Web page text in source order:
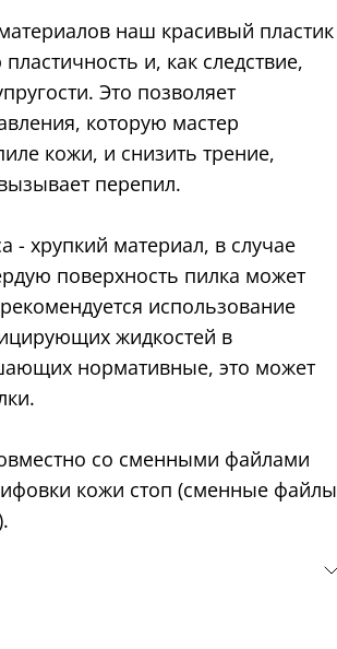
наш красивый пластик
и, как следствие,
Это позволяет
которую мастер
кожи, и снизить трение,
перепил.
- хрупкий материал, в случае
поверхность пилка может
использование
жидкостей в
нормативные, это может
со сменными файлами
кожи стоп (сменные файлы